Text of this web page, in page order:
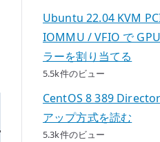
Ubuntu 22.04 KVM
IOMMU / VFIO で
ラーを割り当てる
5.5k件のビュー
CentOS 8 389
アップ方式を読む
5.3k件のビュー